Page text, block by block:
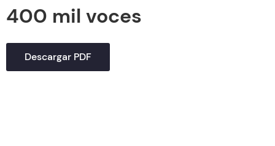
400 mil voces
Descargar PDF